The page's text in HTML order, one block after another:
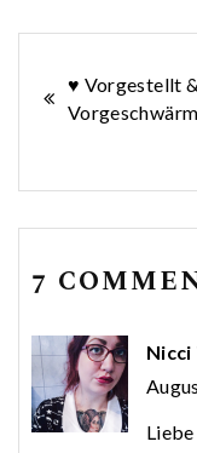
♥ Vorgestellt &
7